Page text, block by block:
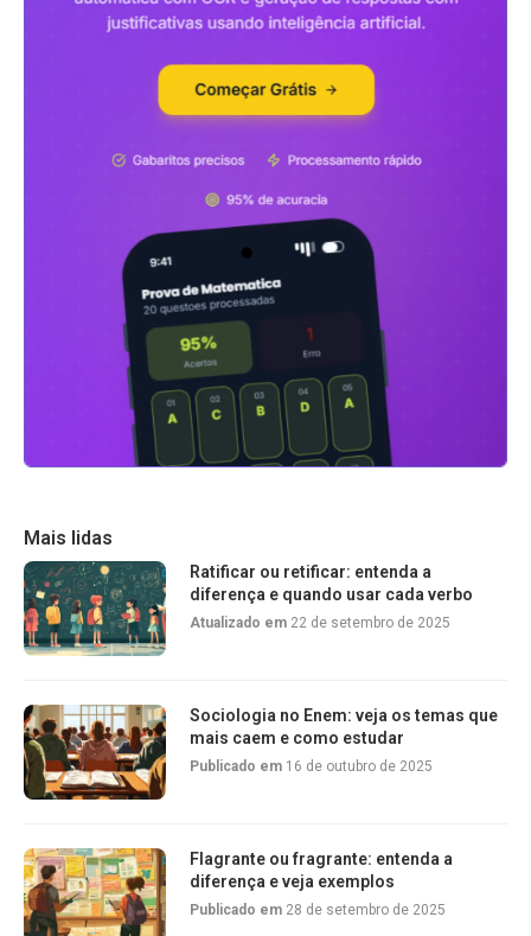
Mais lidas
Ratificar ou retificar: entenda a
diferença e quando usar cada verbo
Atualizado em 22 de setembro de 2025
Sociologia no Enem: veja os temas que
mais caem e como estudar
Publicado em 16 de outubro de 2025
Flagrante ou fragrante: entenda a
diferença e veja exemplos
Publicado em 28 de setembro de 2025